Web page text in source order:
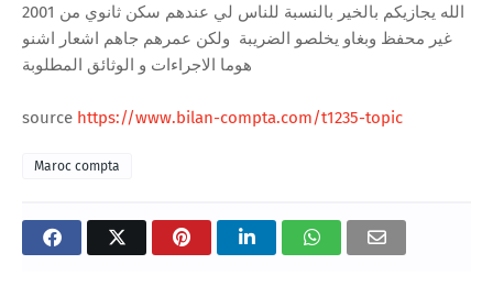
الله يجازيكم بالخير بالنسبة للناس لي عندهم سكن ثانوي من 2001
غير محفظ وبغاو يخلصو الضريبة ولكن عمرهم جاهم اشعار اشنو
هوما الاجراءات و الوثائق المطلوبة
source https://www.bilan-compta.com/t1235-topic
Maroc compta